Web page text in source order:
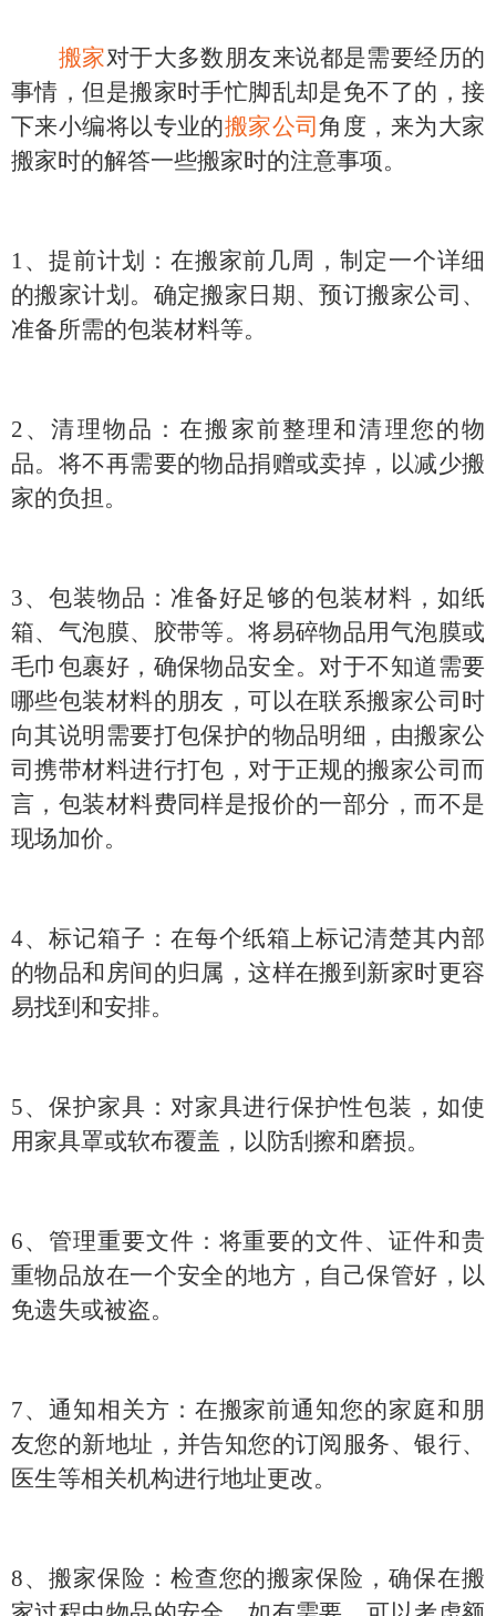
搬家对于大多数朋友来说都是需要经历的
事情，但是搬家时手忙脚乱却是免不了的，接
下来小编将以专业的搬家公司角度，来为大家
搬家时的解答一些搬家时的注意事项。
1、 提前计划：在搬家前几周，制定一个详细
的搬家计划。确定搬家日期、预订搬家公司、
准备所需的包装材料等。
2、清理物品：在搬家前整理和清理您的物
品。将不再需要的物品捐赠或卖掉，以减少搬
家的负担。
3、包装物品：准备好足够的包装材料，如纸
箱、气泡膜、胶带等。将易碎物品用气泡膜或
毛巾包裹好，确保物品安全。对于不知道需要
哪些包装材料的朋友，可以在联系搬家公司时
向其说明需要打包保护的物品明细，由搬家公
司携带材料进行打包，对于正规的搬家公司而
言，包装材料费同样是报价的一部分，而不是
现场加价。
4、标记箱子：在每个纸箱上标记清楚其内部
的物品和房间的归属，这样在搬到新家时更容
易找到和安排。
5、保护家具：对家具进行保护性包装，如使
用家具罩或软布覆盖，以防刮擦和磨损。
6、管理重要文件：将重要的文件、证件和贵
重物品放在一个安全的地方，自己保管好，以
免遗失或被盗。
7、通知相关方：在搬家前通知您的家庭和朋
友您的新地址，并告知您的订阅服务、银行、
医生等相关机构进行地址更改。
8、搬家保险：检查您的搬家保险，确保在搬